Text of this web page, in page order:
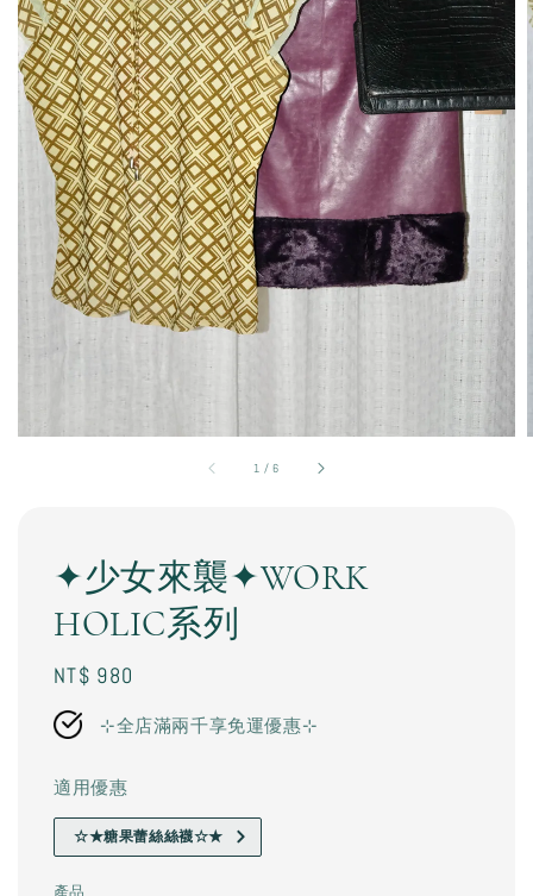
1 /6
✦少女來襲✦WORK
HOLIC系列
Regular
price
NT$ 980
⊹全店滿兩千享免運優惠⊹
適用優惠
☆★糖果蕾絲絲襪☆★
產品